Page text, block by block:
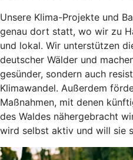
Unsere Klima-Projekte und
genau dort statt, wo wir zu
und lokal. Wir unterstützen
deutscher Wälder und
gesünder, sondern auch
Klimawandel. Außerdem
Maßnahmen, mit denen
des Waldes nähergebracht
wird selbst aktiv und will sie